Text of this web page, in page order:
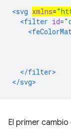
<svg xmlns=
<filter id=
0.280
-0.012
0.000
</filter>
</svg>
El primer